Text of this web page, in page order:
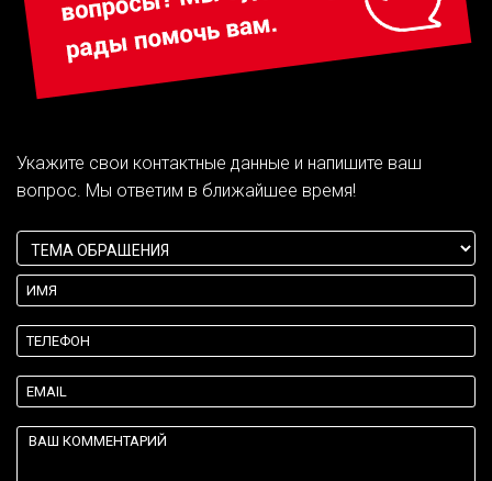
Укажите свои контактные данные и напишите ваш
вопрос. Мы ответим в ближайшее время!